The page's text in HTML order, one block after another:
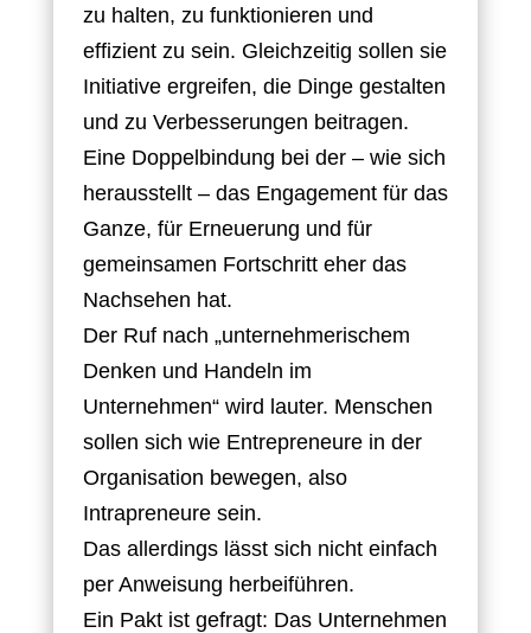
zu halten, zu funktionieren und
effizient zu sein. Gleichzeitig sollen sie
Initiative ergreifen, die Dinge gestalten
und zu Verbesserungen beitragen.
Eine Doppelbindung bei der – wie sich
herausstellt – das Engagement für das
Ganze, für Erneuerung und für
gemeinsamen Fortschritt eher das
Nachsehen hat.
Der Ruf nach „unternehmerischem
Denken und Handeln im
Unternehmen“ wird lauter. Menschen
sollen sich wie Entrepreneure in der
Organisation bewegen, also
Intrapreneure sein.
Das allerdings lässt sich nicht einfach
per Anweisung herbeiführen.
Ein Pakt ist gefragt: Das Unternehmen